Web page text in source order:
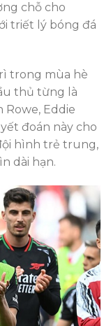
chỗ cho
triết lý bóng đá
trong mùa hè
thủ từng là
Eddie
đoán này cho
hình trẻ trung,
dài hạn.